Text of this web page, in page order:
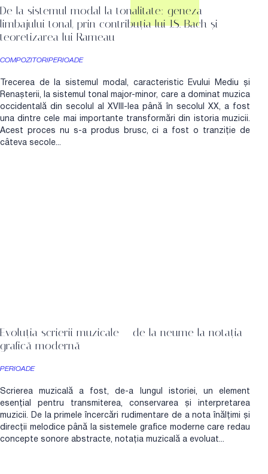
De la sistemul modal la tonalitate: geneza
limbajului tonal, prin contribuția lui J.S. Bach și
teoretizarea lui Rameau
COMPOZITORIPERIOADE
Trecerea de la sistemul modal, caracteristic Evului Mediu și
Renașterii, la sistemul tonal major-minor, care a dominat muzica
occidentală din secolul al XVIII-lea până în secolul XX, a fost
una dintre cele mai importante transformări din istoria muzicii.
Acest proces nu s-a produs brusc, ci a fost o tranziție de
câteva secole...
Evoluția scrierii muzicale – de la neume la notația
grafică modernă
PERIOADE
Scrierea muzicală a fost, de-a lungul istoriei, un element
esențial pentru transmiterea, conservarea și interpretarea
muzicii. De la primele încercări rudimentare de a nota înălțimi și
direcții melodice până la sistemele grafice moderne care redau
concepte sonore abstracte, notația muzicală a evoluat...